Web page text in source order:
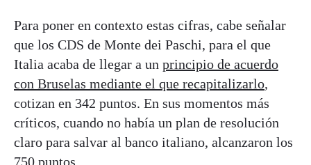
Para poner en contexto estas cifras, cabe señalar
que los CDS de Monte dei Paschi, para el que
Italia acaba de llegar a un principio de acuerdo
con Bruselas mediante el que recapitalizarlo,
cotizan en 342 puntos. En sus momentos más
críticos, cuando no había un plan de resolución
claro para salvar al banco italiano, alcanzaron los
750 puntos.